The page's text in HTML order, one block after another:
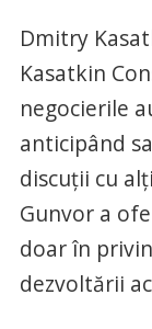
Dmitry
Kasatkin
negocierile
anticipând
discuții cu
Gunvor a
doar în
dezvoltării